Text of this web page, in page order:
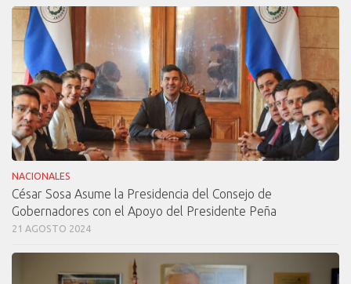
NACIONALES
César Sosa Asume la Presidencia del Consejo de
Gobernadores con el Apoyo del Presidente Peña
21 AGOSTO 2024